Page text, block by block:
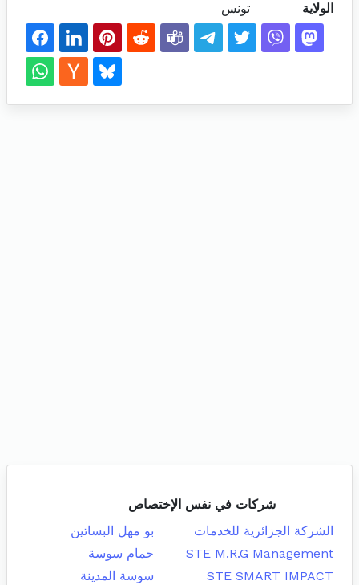
الولاية
تونس
شركات في نفس الإختصاص
الشركة الجزائرية للخدمات
بو مهل البساتين
STE M.R.G Management
حمام سوسة
STE SMART IMPACT
سوسة المدينة